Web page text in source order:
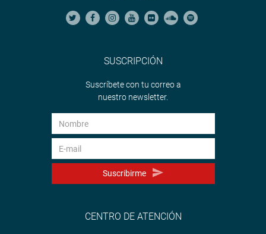
SUSCRIPCIÓN
Suscríbete con tu correo a
nuestro newsletter.
Suscribirme
CENTRO DE ATENCIÓN